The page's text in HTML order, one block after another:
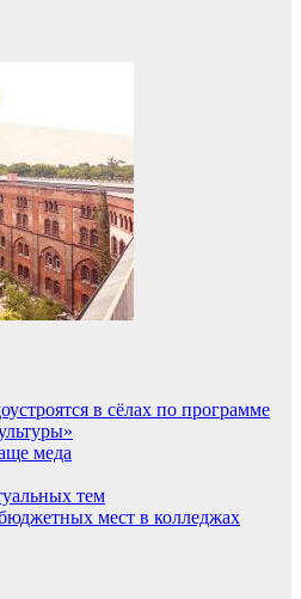
в сёлах по программе
меда
тем
мест в колледжах